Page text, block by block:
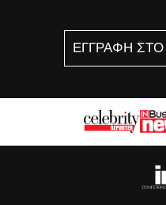
ΕΓΓΡΑΦΗ ΣΤΟ